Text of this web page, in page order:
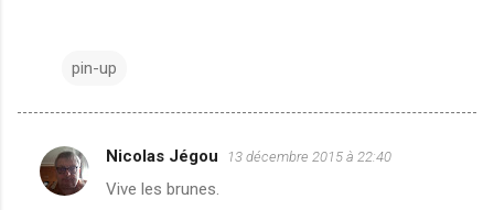
pin-up
C
o
Nicolas Jégou 13 décembre 2015 à 22:40
Vive les brunes.